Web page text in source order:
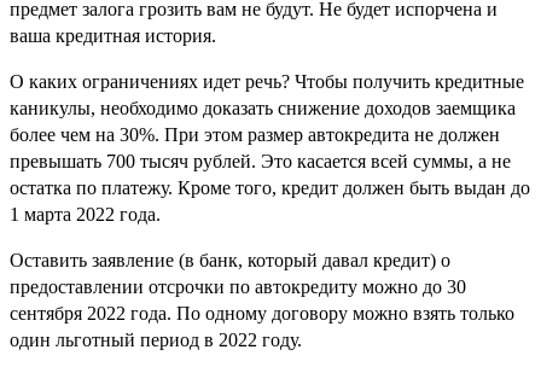
предмет залога грозить вам не будут. Не будет испорчена и
ваша кредитная история.
О каких ограничениях идет речь? Чтобы получить кредитные
каникулы, необходимо доказать снижение доходов заемщика
более чем на 30%. При этом размер автокредита не должен
превышать 700 тысяч рублей. Это касается всей суммы, а не
остатка по платежу. Кроме того, кредит должен быть выдан до
1 марта 2022 года.
Оставить заявление (в банк, который давал кредит) о
предоставлении отсрочки по автокредиту можно до 30
сентября 2022 года. По одному договору можно взять только
один льготный период в 2022 году.